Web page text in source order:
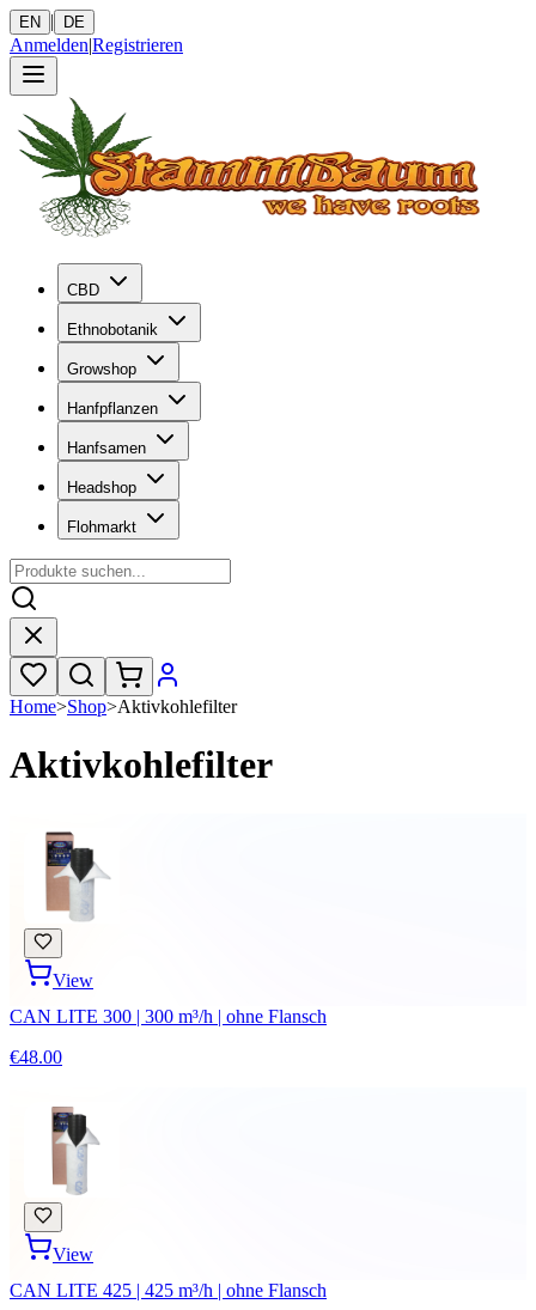
EN | DE
Anmelden|Registrieren
CBD
Ethnobotanik
Growshop
Hanfpflanzen
Hanfsamen
Headshop
Flohmarkt
Home>Shop>Aktivkohlefilter
Aktivkohlefilter
View
CAN LITE 300 | 300 m³/h | ohne Flansch
€48.00
View
CAN LITE 425 | 425 m³/h | ohne Flansch